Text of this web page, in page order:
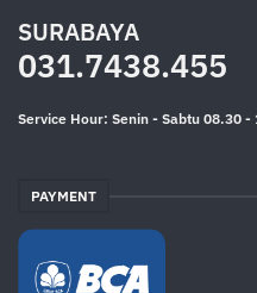
SURABAYA
031.7438.455
Service Hour: Senin - Sabtu 08.30 -
PAYMENT